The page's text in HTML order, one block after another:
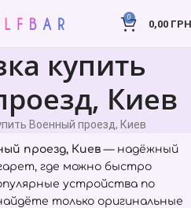
0
0,00
купить
Киев
Военный проезд, Киев
проезд, Киев — надёжный
где можно быстро
устройства по
только оригинальные